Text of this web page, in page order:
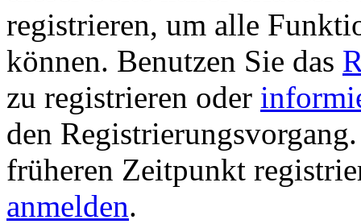
registrieren, um alle
können. Benutzen Sie das
zu registrieren oder
den
früheren Zeitpunkt
anmelden.